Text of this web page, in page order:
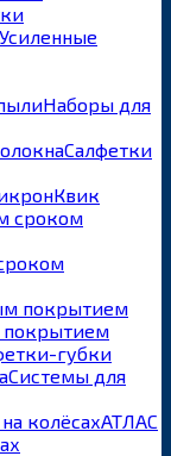
Усиленные
Наборы для
Салфетки
покрытием
губки
Системы для
АТЛАС